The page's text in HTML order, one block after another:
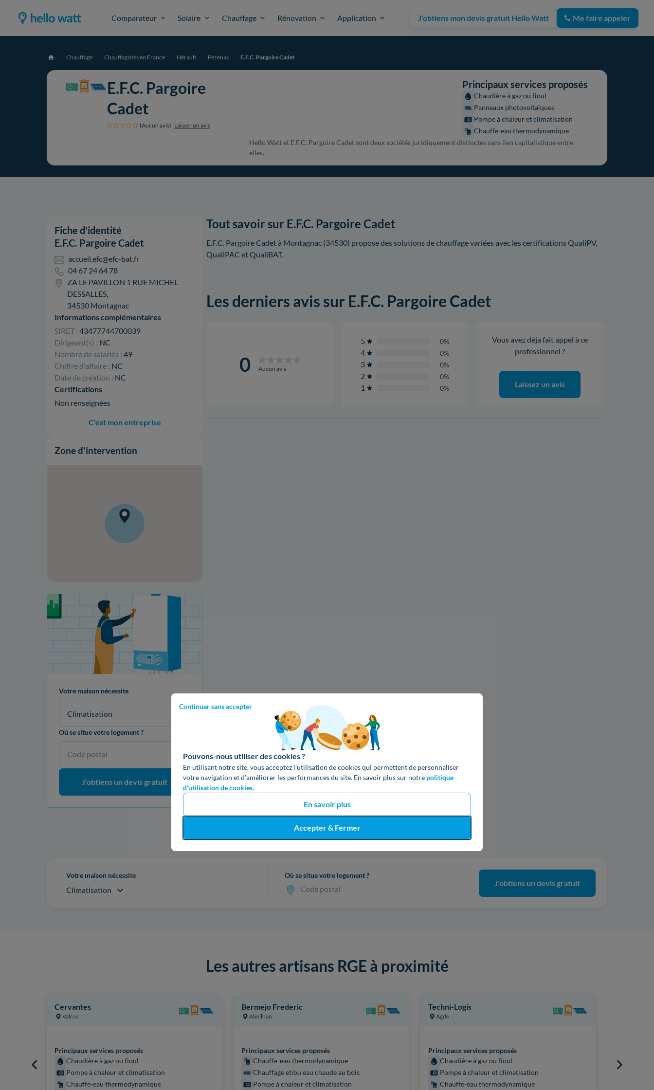
Comparateur Solaire Chauffage Rénovation Application J'obtiens mon devis gratuit Hello Watt Me faire appeler
Continuer sans accepter
Pouvons-nous utiliser des cookies ?
En utilisant notre site, vous acceptez l’utilisation de cookies qui permettent de personnaliser
votre navigation et d’améliorer les performances du site. En savoir plus sur notre politique
d'utilisation de cookies.
En savoir plus
Accepter & Fermer
Accueil Chauffage Chauffagistes en France Hérault Pézenas E.F.C. Pargoire Cadet
E.F.C. Pargoire
Cadet
(Aucun avis) Laisser un avis
Principaux services proposés
Chaudière à gaz ou fioul
Panneaux photovoltaïques
Pompe à chaleur et climatisation
Chauffe-eau thermodynamique
Hello Watt et E.F.C. Pargoire Cadet sont deux sociétés juridiquement distinctes sans lien capitalistique entre
elles.
Fiche d'identité
E.F.C. Pargoire Cadet
accueil.efc@efc-bat.fr
04 67 24 64 78
ZA LE PAVILLON 1 RUE MICHEL
DESSALLES,
34530 Montagnac
Informations complémentaires
SIRET : 43477744700039
Dirigeant(s) : NC
Nombre de salariés : 49
Chiffre d'affaire : NC
Date de création : NC
Certifications
Non renseignées
C'est mon entreprise
Zone d'intervention
Votre projet de rénovation
Votre maison nécessite
Climatisation
Où se situe votre logement ?
Code postal
J'obtiens un devis gratuit
Tout savoir sur E.F.C. Pargoire Cadet
E.F.C. Pargoire Cadet à Montagnac (34530) propose des solutions de chauffage variées avec les certifications QualiPV,
QualiPAC et QualiBAT.
Les derniers avis sur E.F.C. Pargoire Cadet
0 Aucun avis
5 0%
4 0%
3 0%
2 0%
1 0%
Vous avez déja fait appel à ce
professionnel ?
Laissez un avis
Recevez votre devis gratuit en 3 clics
Votre maison nécessite
Climatisation
Où se situe votre logement ?
Code postal
J'obtiens un devis gratuit
Les autres artisans RGE à proximité
Cervantes
Valros
Principaux services proposés
Chaudière à gaz ou fioul
Pompe à chaleur et climatisation
Chauffe-eau thermodynamique
Bermejo Frederic
Abeilhan
Principaux services proposés
Chauffe-eau thermodynamique
Chauffage et/ou eau chaude au bois
Pompe à chaleur et climatisation
Techni-Logis
Agde
Principaux services proposés
Chaudière à gaz ou fioul
Pompe à chaleur et climatisation
Chauffe-eau thermodynamique